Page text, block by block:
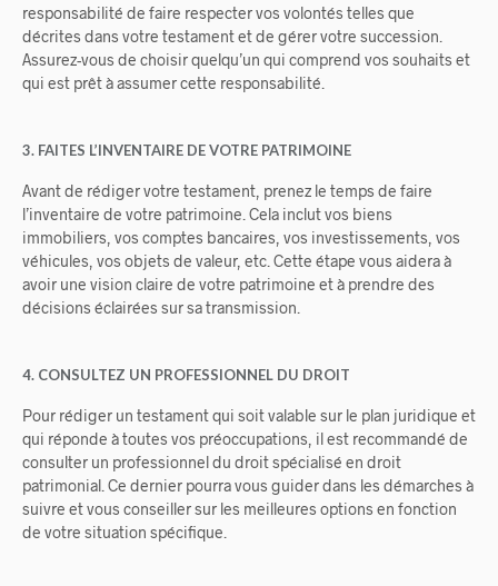
responsabilité de faire respecter vos volontés telles que
décrites dans votre testament et de gérer votre succession.
Assurez-vous de choisir quelqu’un qui comprend vos souhaits et
qui est prêt à assumer cette responsabilité.
3. FAITES L’INVENTAIRE DE VOTRE PATRIMOINE
Avant de rédiger votre testament, prenez le temps de faire
l’inventaire de votre patrimoine. Cela inclut vos biens
immobiliers, vos comptes bancaires, vos investissements, vos
véhicules, vos objets de valeur, etc. Cette étape vous aidera à
avoir une vision claire de votre patrimoine et à prendre des
décisions éclairées sur sa transmission.
4. CONSULTEZ UN PROFESSIONNEL DU DROIT
Pour rédiger un testament qui soit valable sur le plan juridique et
qui réponde à toutes vos préoccupations, il est recommandé de
consulter un professionnel du droit spécialisé en droit
patrimonial. Ce dernier pourra vous guider dans les démarches à
suivre et vous conseiller sur les meilleures options en fonction
de votre situation spécifique.